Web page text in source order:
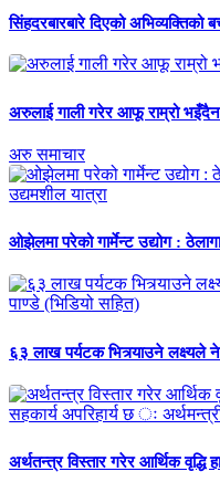
सिंहदरबारबारे दिएको अभिव्यक्तिको
अरुलाई गाली गरेर आफू राम्रो
अरु समाचार
ओझेलमा परेको गार्मेन्ट उद्योग :
६३ लाख पर्यटक भित्र्याउने लक्ष्यले
अर्थतन्त्र विस्तार गरेर आर्थिक वृद्धि